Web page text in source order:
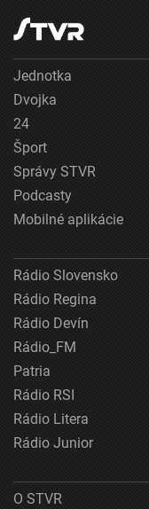
Jednotka
Dvojka
24
Šport
Správy STVR
Podcasty
Mobilné aplikácie
Rádio Slovensko
Rádio Regina
Rádio Devín
Rádio_FM
Patria
Rádio RSI
Rádio Litera
Rádio Junior
O STVR